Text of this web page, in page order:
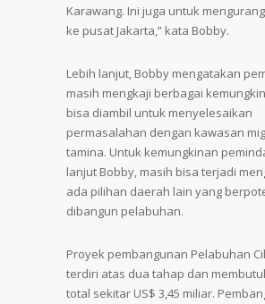
Karawang. Ini juga untuk
ke pusat Jakarta,” kata Bobby.
Lebih lanjut, Bobby mengatakan
masih mengkaji berbagai
bisa diambil untuk menyelesaikan
permasalahan dengan kawasan
tamina. Untuk kemungkinan
lanjut Bobby, masih bisa terjadi
ada pilihan daerah lain yang
dibangun pelabuhan.
Proyek pembangunan Pelabuhan
terdiri atas dua tahap dan
total sekitar US$ 3,45 miliar.